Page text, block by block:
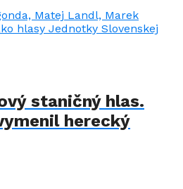
staničný hlas.
herecký